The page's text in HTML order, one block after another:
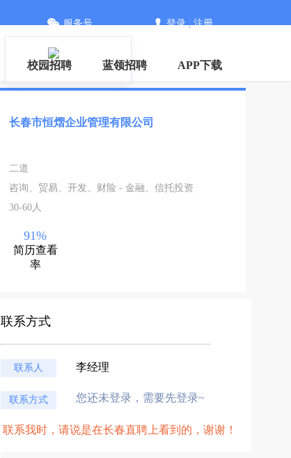
服务号 登录|注册
校园招聘 蓝领招聘 APP下载
长春市恒熠企业管理有限公司
二道
咨询、贸易、开发、财险 - 金融、信托投资
30-60人
91%
简历查看
率
联系方式
联系人 李经理
联系方式 您还未登录，需要先登录~
联系我时，请说是在长春直聘上看到的，谢谢！